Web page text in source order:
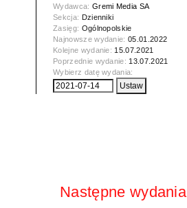
Wydawca: Gremi Media SA
Sekcja: Dzienniki
Zasięg: Ogólnopolskie
Najnowsze wydanie:05.01.2022
Kolejne wydanie: 15.07.2021
Poprzednie wydanie: 13.07.2021
Wybierz datę wydania:
Następne wydania